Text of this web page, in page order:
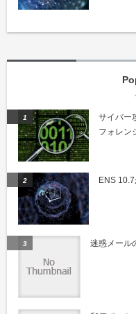
サイバー
フォレン
ENS
迷惑メール